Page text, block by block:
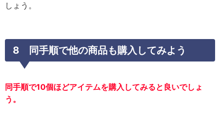
しょう。
8 同手順で他の商品も購入してみよう
同手順で10個ほどアイテムを購入してみると良いでしょ
う。